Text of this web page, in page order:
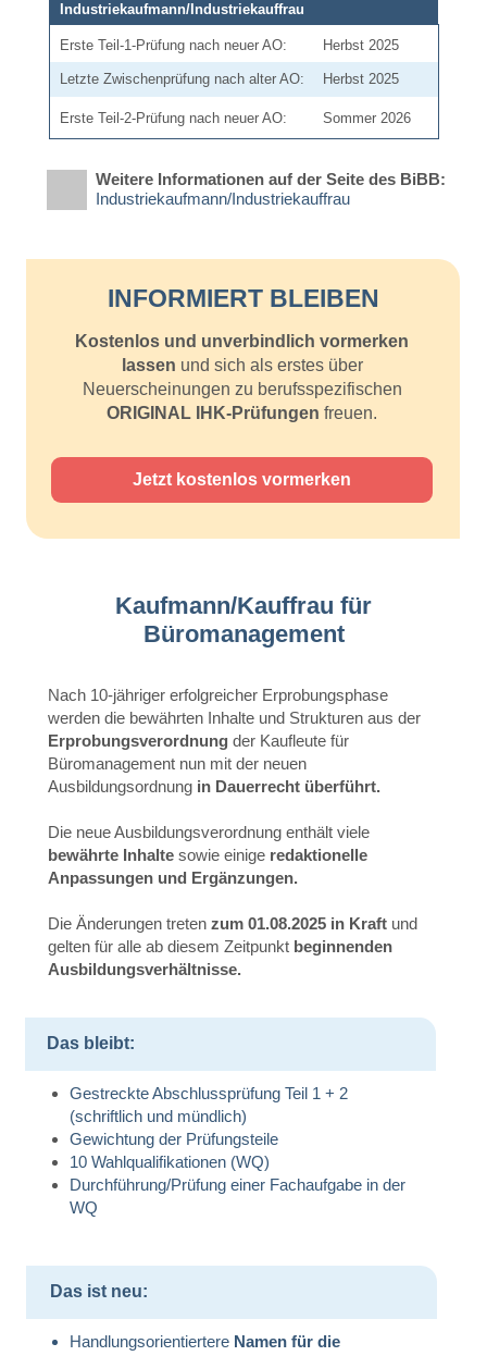
Industriekaufmann/Industriekauffrau
Erste Teil-1-Prüfung nach neuer AO: Herbst 2025
Letzte Zwischenprüfung nach alter AO: Herbst 2025
Weitere Informationen auf der Seite des BiBB:
Industriekaufmann/Industriekauffrau
Erste Teil-2-Prüfung nach neuer AO: Sommer 2026
INFORMIERT BLEIBEN
Kostenlos und unverbindlich vormerken
lassen und sich als erstes über
Neuerscheinungen zu berufsspezifischen
ORIGINAL IHK-Prüfungen freuen.
Jetzt kostenlos vormerken
Kaufmann/Kauffrau für
Büromanagement
Nach 10-jähriger erfolgreicher Erprobungsphase
werden die bewährten Inhalte und Strukturen aus der
Erprobungsverordnung der Kaufleute für
Büromanagement nun mit der neuen
Ausbildungsordnung in Dauerrecht überführt.
Die neue Ausbildungsverordnung enthält viele
bewährte Inhalte sowie einige redaktionelle
Anpassungen und Ergänzungen.
Die Änderungen treten zum 01.08.2025 in Kraft und
gelten für alle ab diesem Zeitpunkt beginnenden
Ausbildungsverhältnisse.
Das bleibt:
Gestreckte Abschlussprüfung Teil 1 + 2
(schriftlich und mündlich)
Gewichtung der Prüfungsteile
10 Wahlqualifikationen (WQ)
Durchführung/Prüfung einer Fachaufgabe in der
WQ
Das ist neu:
Handlungsorientiertere Namen für die